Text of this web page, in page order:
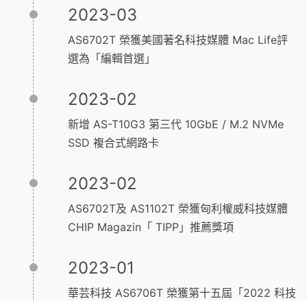
2023-03
AS6702T 榮獲美國著名科技媒體 Mac Life評
選為「編輯首選」
2023-02
新增 AS-T10G3 第三代 10GbE / M.2 NVMe
SSD 複合式網路卡
2023-02
AS6702T及 AS1102T 榮獲匈利權威科技媒體
CHIP Magazin「 TIPP」推薦獎項
2023-01
華芸科技 AS6706T 榮獲第十五屆「2022 科技